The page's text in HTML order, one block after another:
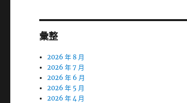
彙整
2026 年 8 月
2026 年 7 月
2026 年 6 月
2026 年 5 月
2026 年 4 月